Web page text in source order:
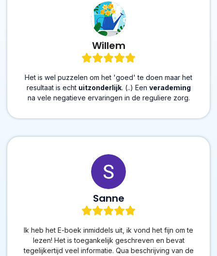
Willem
Het is wel puzzelen om het 'goed' te doen maar het
resultaat is echt uitzonderlijk. (..) Een verademing
na vele negatieve ervaringen in de reguliere zorg.
Sanne
Ik heb het E-boek inmiddels uit, ik vond het fijn om te
lezen! Het is toegankelijk geschreven en bevat
tegelijkertijd veel informatie. Qua beschrijving van de